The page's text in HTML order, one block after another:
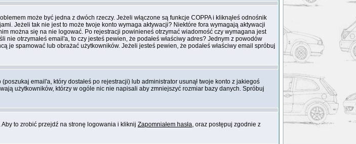
może być jedna z dwóch rzeczy. Jeżeli włączone są funkcje COPPA i kliknąłeś odnośnik
Jeżeli tak nie jest to może twoje konto wymaga aktywacji? Niektóre fora wymagają aktywacji
można się na nie logować. Po rejestracji powinieneś otrzymać wiadomość czy wymagana jest
otrzymałeś email'a, to czy jesteś pewien, że podałeś właściwy adres? Jednym z powodów
je spamować lub obrażać użytkowników. Jeżeli jesteś pewien, że podałeś właściwy email spróbuj
email'a, który dostałeś po rejestracji) lub administrator usunął twoje konto z jakiegoś
użytkowników, którzy w ogóle nic nie napisali aby zmniejszyć rozmiar bazy danych. Spróbuj
to zrobić przejdź na stronę logowania i kliknij Zapomniałem hasła, oraz postępuj zgodnie z